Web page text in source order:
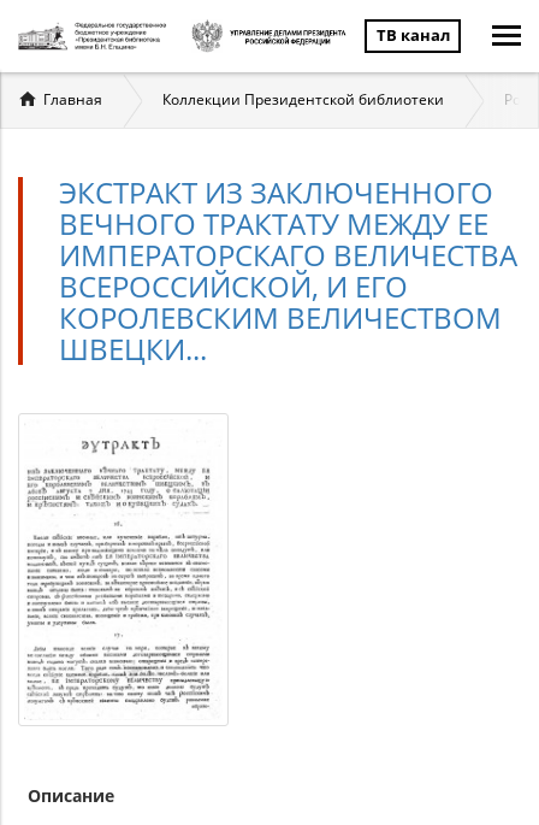
ТВ канал
Вы
здесь
Главная Коллекции Президентской библиотеки
ЭКСТРАКТ ИЗ ЗАКЛЮЧЕННОГО
ВЕЧНОГО ТРАКТАТУ МЕЖДУ ЕЕ
ИМПЕРАТОРСКАГО ВЕЛИЧЕСТВА
ВСЕРОССИЙСКОЙ, И ЕГО
КОРОЛЕВСКИМ ВЕЛИЧЕСТВОМ
ШВЕЦКИ...
Описание